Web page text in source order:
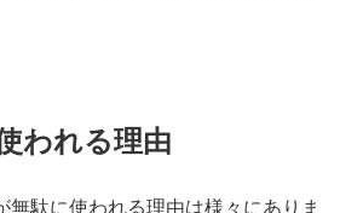
われる理由
駄に使われる理由は様々にありま